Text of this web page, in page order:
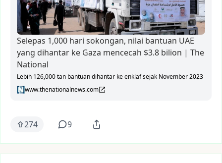
Selepas 1,000 hari sokongan, nilai bantuan UAE
yang dihantar ke Gaza mencecah $3.8 bilion | The
National
Lebih 126,000 tan bantuan dihantar ke enklaf sejak November 2023
www.thenationalnews.com
274 9